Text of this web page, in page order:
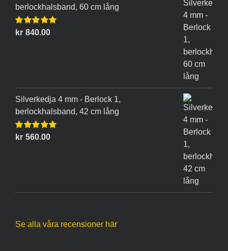
berlockhalsband, 60 cm lång
Betygsatt
kr 840.00
Silverkedja 4 mm - Berlock 1,
berlockhalsband, 42 cm lång
Betygsatt
kr 560.00
Se alla våra recensioner här